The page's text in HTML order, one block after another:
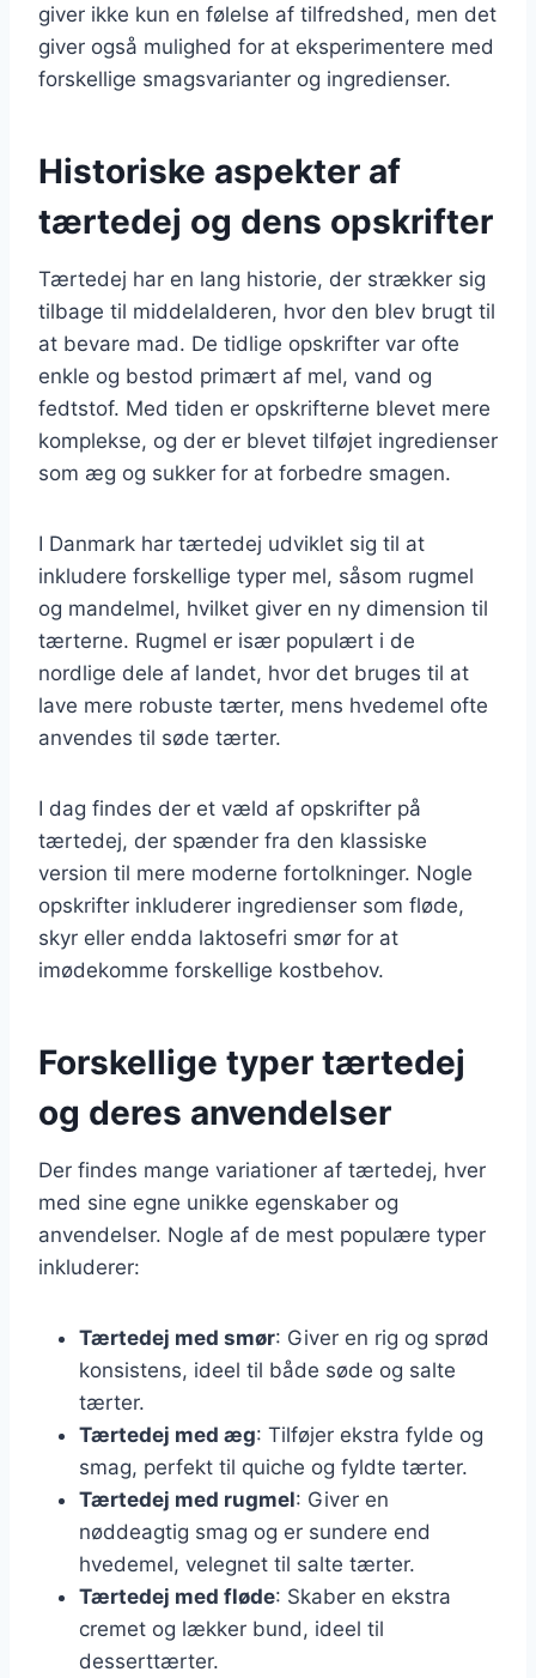
giver ikke kun en følelse af tilfredshed, men det
giver også mulighed for at eksperimentere med
forskellige smagsvarianter og ingredienser.
Historiske aspekter af
tærtedej og dens opskrifter
Tærtedej har en lang historie, der strækker sig
tilbage til middelalderen, hvor den blev brugt til
at bevare mad. De tidlige opskrifter var ofte
enkle og bestod primært af mel, vand og
fedtstof. Med tiden er opskrifterne blevet mere
komplekse, og der er blevet tilføjet ingredienser
som æg og sukker for at forbedre smagen.
I Danmark har tærtedej udviklet sig til at
inkludere forskellige typer mel, såsom rugmel
og mandelmel, hvilket giver en ny dimension til
tærterne. Rugmel er især populært i de
nordlige dele af landet, hvor det bruges til at
lave mere robuste tærter, mens hvedemel ofte
anvendes til søde tærter.
I dag findes der et væld af opskrifter på
tærtedej, der spænder fra den klassiske
version til mere moderne fortolkninger. Nogle
opskrifter inkluderer ingredienser som fløde,
skyr eller endda laktosefri smør for at
imødekomme forskellige kostbehov.
Forskellige typer tærtedej
og deres anvendelser
Der findes mange variationer af tærtedej, hver
med sine egne unikke egenskaber og
anvendelser. Nogle af de mest populære typer
inkluderer:
Tærtedej med smør: Giver en rig og sprød
konsistens, ideel til både søde og salte
tærter.
Tærtedej med æg: Tilføjer ekstra fylde og
smag, perfekt til quiche og fyldte tærter.
Tærtedej med rugmel: Giver en
nøddeagtig smag og er sundere end
hvedemel, velegnet til salte tærter.
Tærtedej med fløde: Skaber en ekstra
cremet og lækker bund, ideel til
desserttærter.